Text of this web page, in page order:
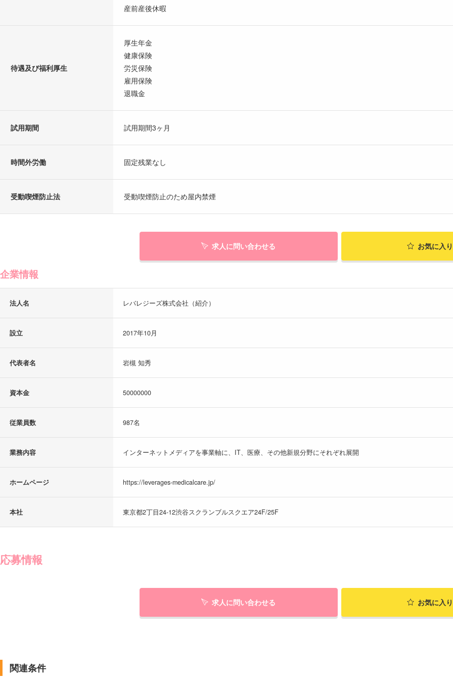
産前産後休暇
待遇及び福利厚生
厚生年金
健康保険
労災保険
雇用保険
退職金
試用期間 試用期間3ヶ月
時間外労働 固定残業なし
受動喫煙防止法 受動喫煙防止のため屋内禁煙
求人に問い合わせる お気に入
企業情報
法人名 レバレジーズ株式会社（紹介）
設立 2017年10月
代表者名 岩槻 知秀
資本金 50000000
従業員数 987名
業務内容 インターネットメディアを事業軸に、IT、医療、その他新規分野にそれぞれ展開
ホームページ https://leverages-medicalcare.jp/
本社 東京都2丁目24-12渋谷スクランブルスクエア24F/25F
応募情報
求人に問い合わせる お気に入
関連条件